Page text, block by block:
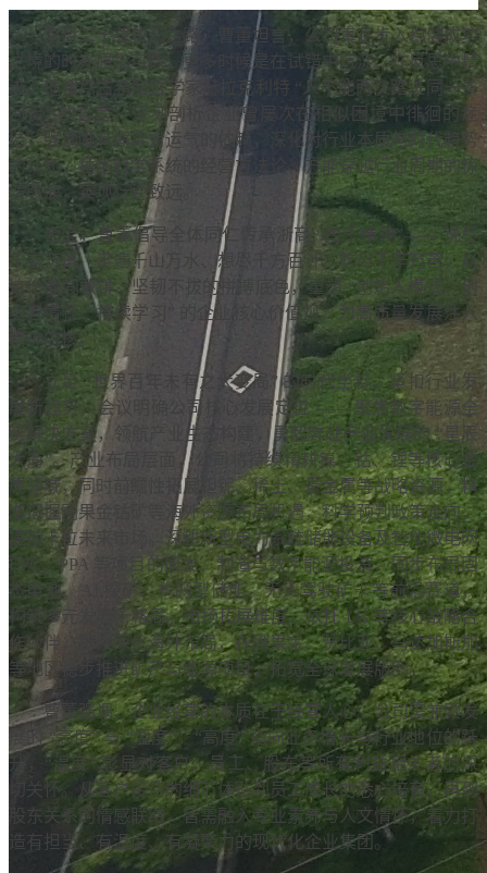
复盘二十载耕耘之路，曹董坦言，公司真正步入稳健成功
之境的时光屈指可数，更多时候是在试错中沉淀、在反思中精
进。他援引古希腊哲学家赫拉克利特 “人不能两次踏进同一条
河流” 的哲言，深刻剖析企业曾屡次在相似困境中徘徊的症
结，强调唯有摒弃对运气的依赖，深化对行业本质与时代趋势
的认知，锤炼科学系统的经营方法论，方能穿越行业周期的惊
涛骇浪，实现行稳致远。
会上，曹董倡导全体同仁传承浙商 “四千精神”—— 说尽
千言万语、走遍千山万水、想尽千方百计、吃尽千辛万苦，以
这份敢闯敢拼、坚韧不拔的拼搏底色，重塑 “创始人模式、创
业者情怀、持续学习” 的企业核心价值观，为高质量发展注入
精神内核。
立足 “世界百年未有之大变局” 的时代坐标，紧扣行业发
展新趋势，会议明确公司核心发展定位 —— 聚焦数字能源全
链解决方案，领航产业生态构建，勇毅奔赴产业发展的 “星辰
大海”。产业布局层面，公司将持续精耕镍、钴、锂等核心金
属领域，同时前瞻性拓展钽铌、稀土、贵金属等战略资源，精
准把握刚果金钴矿等海外资源布局机遇，科学预判政策走向，
提前卡位未来市场。深耕新型电力系统储能设备及智能微电网
EPC、PPA 等项目的研发、制造与数字能源投资，同步布局固
态电池、AI 探矿、构网型储能、无人驾驶矿卡等前沿赛道，
构筑多元发展新格局。市场拓展维度，依托 LG 等核心战略合
作伙伴，持续深化海外布局，在刚果金、赞比亚、马达加斯加
等地区稳步推进矿产与能源项目，拓宽全球发展版图。
曹董强调，企业经营的本质在于经营人心。公司需兼顾发
展的 “高度” 与 “温度”：“高度” 指向业务增长与行业地位的跃
升，“温度” 彰显对客户、员工、股东等所有利益相关者的深
切关怀。从客户接待的细节体贴到员工成长的悉心培育，再到
股东关系的情感联结，皆需融入专业素养与人文情怀，着力打
造有担当、有温度、有凝聚力的现代化企业集团。